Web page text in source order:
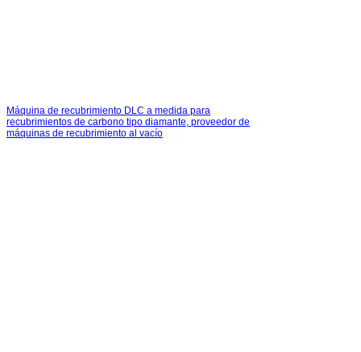
Máquina de recubrimiento DLC a medida para
recubrimientos de carbono tipo diamante, proveedor de
máquinas de recubrimiento al vacío